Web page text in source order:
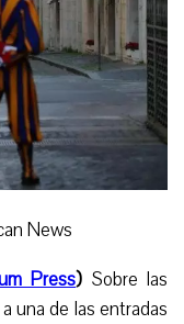
News
Press) Sobre las
una de las entradas